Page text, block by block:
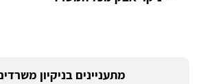
מתעניינים בניקיון